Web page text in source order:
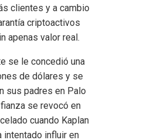
clientes y a cambio
criptoactivos
apenas valor real.
se le concedió una
de dólares y se
sus padres en Palo
se revocó en
cuando Kaplan
intentado influir en